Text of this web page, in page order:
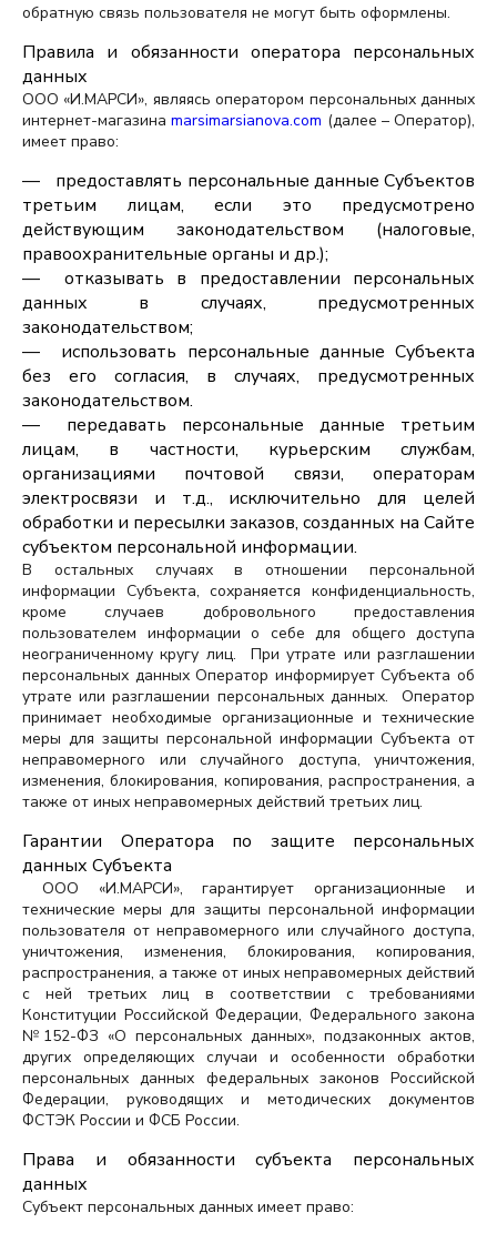
обратную связь пользователя не могут быть оформлены.
Правила и обязанности оператора персональных
данных
ООО «И.МАРСИ», являясь оператором персональных данных
интернет-магазинаmarsimarsianova.com (далее – Оператор),
имеет право:
предоставлять персональные данные Субъектов
третьим лицам, если это предусмотрено
действующим законодательством (налоговые,
правоохранительные органы и др.);
отказывать в предоставлении персональных
данных в случаях, предусмотренных
законодательством;
использовать персональные данные Субъекта
без его согласия, в случаях, предусмотренных
законодательством.
передавать персональные данные третьим
лицам, в частности, курьерским службам,
организациями почтовой связи, операторам
электросвязи и т.д., исключительно для целей
обработки и пересылки заказов, созданных на Сайте
субъектом персональной информации.
В остальных случаях в отношении персональной
информации Субъекта, сохраняется конфиденциальность,
кроме случаев добровольного предоставления
пользователем информации о себе для общего доступа
неограниченному кругу лиц. При утрате или разглашении
персональных данных Оператор информирует Субъекта об
утрате или разглашении персональных данных. Оператор
принимает необходимые организационные и технические
меры для защиты персональной информации Субъекта от
неправомерного или случайного доступа, уничтожения,
изменения, блокирования, копирования, распространения, а
также от иных неправомерных действий третьих лиц.
Гарантии Оператора по защите персональных
данных Субъекта
ООО «И.МАРСИ», гарантирует организационные и
технические меры для защиты персональной информации
пользователя от неправомерного или случайного доступа,
уничтожения, изменения, блокирования, копирования,
распространения, а также от иных неправомерных действий
с ней третьих лиц в соответствии с требованиями
Конституции Российской Федерации, Федерального закона
№152-ФЗ «О персональных данных», подзаконных актов,
других определяющих случаи и особенности обработки
персональных данных федеральных законов Российской
Федерации, руководящих и методических документов
ФСТЭК России и ФСБ России.
Права и обязанности субъекта персональных
данных
Субъект персональных данных имеет право: